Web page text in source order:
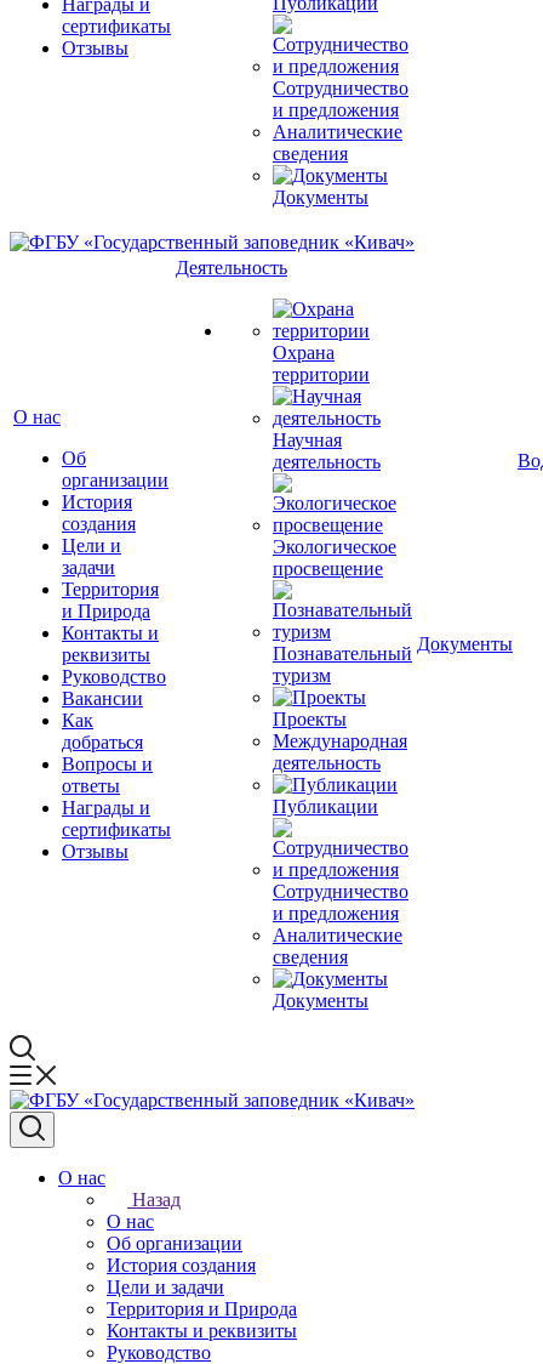
Награды и
сертификаты
Отзывы
Сотрудничество
и предложения
Аналитические
сведения
Документы
О нас
Об
организации
История
создания
Цели и
задачи
Территория
и Природа
Контакты и
реквизиты
Руководство
Вакансии
Как
добраться
Вопросы и
ответы
Награды и
сертификаты
Отзывы
Деятельность
Охрана
территории
Научная
деятельность
Экологическое
просвещение
Познавательный
туризм
Проекты
Международная
деятельность
Публикации
Сотрудничество
и предложения
Аналитические
сведения
Документы
Документы
О нас
Назад
О нас
Об организации
История создания
Цели и задачи
Территория и Природа
Контакты и реквизиты
Руководство